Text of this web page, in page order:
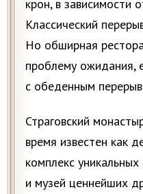
крон, в зависимости
Классический
Но обширная
проблему ожидания,
с обеденным
Страговский
время известен как
комплекс
и музей ценнейших